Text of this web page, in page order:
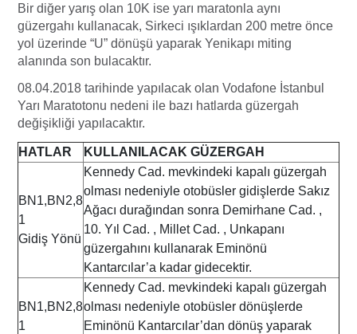
​Bir diğer yarış olan 10K ise yarı maratonla aynı
güzergahı kullanacak, Sirkeci ışıklardan 200 metre önce
yol üzerinde “U” dönüşü yaparak Yenikapı miting
alanında son bulacaktır.
08.04.2018 tarihinde yapılacak olan Vodafone İstanbul
Yarı Maratotonu nedeni ile bazı hatlarda güzergah
değişikliği yapılacaktır.
HATLAR KULLANILACAK GÜZERGAH
BN1,BN2,8
1
Gidiş Yönü
Kennedy Cad. mevkindeki kapalı güzergah
olması nedeniyle otobüsler gidişlerde Sakız
Ağacı durağından sonra Demirhane Cad. ,
10. Yıl Cad. , Millet Cad. , Unkapanı
güzergahını kullanarak Eminönü
Kantarcılar’a kadar gidecektir.
BN1,BN2,8
1
Kennedy Cad. mevkindeki kapalı güzergah
olması nedeniyle otobüsler dönüşlerde
Eminönü Kantarcılar’dan dönüş yaparak